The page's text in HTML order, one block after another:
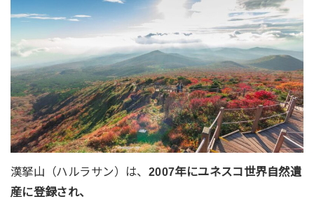
漢拏山（ハルラサン）は、 2007年にユネスコ世界自然遺
産に登録され、